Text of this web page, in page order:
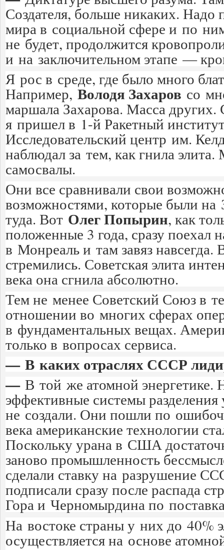
Создателя, больше никаких. Надо
мира в социальной сфере и по
не будет, продолжится
и на заключительном этапе —
Я рос в среде, где было много
Например, Володя Захаров со
маршала Захарова. Масса других.
я пришел в 1-й Ракетный
Исследовательский центр им.
наблюдал за тем, как гнила
самосвалы.
Они все сравнивали свои
возможностями, которые были на
туда. Вот Олег Попырин, как
положенные 3 года, сразу поехал
в Монреаль и там завяз навсегда.
стремились. Советская элита
века она сгнила абсолютно.
Тем не менее Советский Союз в
отношении во многих сферах
в фундаментальных вещах.
только в вопросах сервиса.
— В каких отраслях СССР
— В той же атомной энергетике.
эффективные системы
не создали. Они пошли по
века американские технологии
Поскольку урана в США
заново промышленность
сделали ставку на разрушение
подписали сразу после распада
Гора и Черномырдина по
На востоке страны у них до 40%
осуществляется на основе